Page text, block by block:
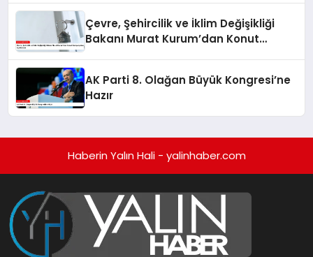
Çevre, Şehircilik ve İklim Değişikliği
Bakanı Murat Kurum’dan Konut
AK Parti 8. Olağan Büyük Kongresi’ne
Hazır
Haberin Yalın Hali - yalinhaber.com